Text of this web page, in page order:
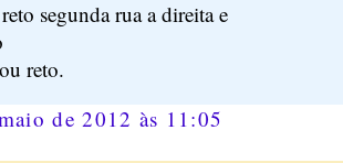
segunda rua a direita e
reto.
de 2012 às 11:05